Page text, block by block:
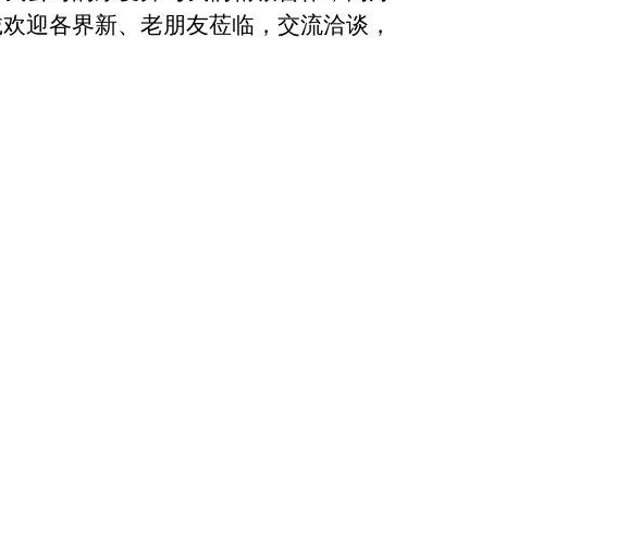
迎各界新、老朋友莅临， 交流洽谈，